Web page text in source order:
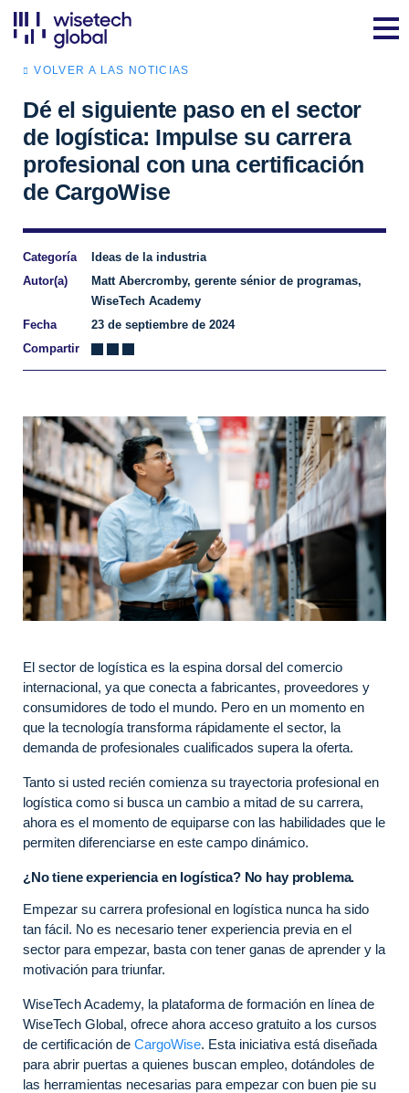
VOLVER A LAS NOTICIAS
Dé el siguiente paso en el sector
de logística: Impulse su carrera
profesional con una certificación
de CargoWise
Categoría
Ideas de la industria
Autor(a)
Matt Abercromby, gerente sénior de programas,
WiseTech Academy
Fecha
23 de septiembre de 2024
Compartir
El sector de logística es la espina dorsal del comercio
internacional, ya que conecta a fabricantes, proveedores y
consumidores de todo el mundo. Pero en un momento en
que la tecnología transforma rápidamente el sector, la
demanda de profesionales cualificados supera la oferta.
Tanto si usted recién comienza su trayectoria profesional en
logística como si busca un cambio a mitad de su carrera,
ahora es el momento de equiparse con las habilidades que le
permiten diferenciarse en este campo dinámico.
¿No tiene experiencia en logística? No hay problema.
Empezar su carrera profesional en logística nunca ha sido
tan fácil. No es necesario tener experiencia previa en el
sector para empezar, basta con tener ganas de aprender y la
motivación para triunfar.
WiseTech Academy, la plataforma de formación en línea de
WiseTech Global, ofrece ahora acceso gratuito a los cursos
de certificación de CargoWise. Esta iniciativa está diseñada
para abrir puertas a quienes buscan empleo, dotándoles de
las herramientas necesarias para empezar con buen pie su